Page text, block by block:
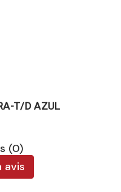
T/D AZUL
(0)
avis